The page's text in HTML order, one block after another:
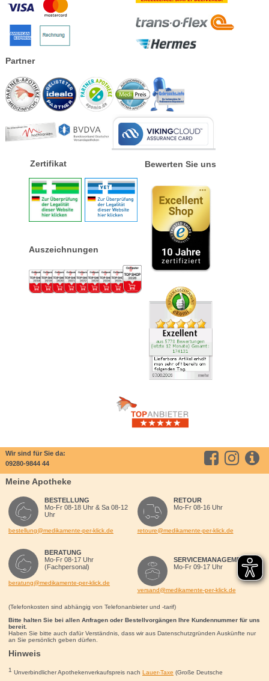
Partner
Zertifikat
Auszeichnungen
Bewerten Sie uns
Wir sind für Sie da:
09280-9844 44
Meine Apotheke
BESTELLUNG
Mo-Fr 08-18 Uhr & Sa 08-12
Uhr
bestellung@medikamente-per-klick.de
BERATUNG
Mo-Fr 08-17 Uhr
(Fachpersonal)
beratung@medikamente-per-klick.de
RETOUR
Mo-Fr 08-16 Uhr
retoure@medikamente-per-klick.de
SERVICEMANAGEMENT
Mo-Fr 09-17 Uhr
versand@medikamente-per-klick.de
(Telefonkosten sind abhängig von Telefonanbieter und -tarif)
Bitte halten Sie bei allen Anfragen oder Bestellvorgängen Ihre Kundennummer für uns
bereit.
Haben Sie bitte auch dafür Verständnis, dass wir aus Datenschutzgründen Auskünfte nur
an Sie persönlich geben dürfen.
Hinweis
1 Unverbindlicher Apothekenverkaufspreis nach Lauer-Taxe (Große Deutsche